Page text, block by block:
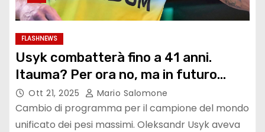
FLASHNEWS
Usyk combatterà fino a 41 anni.
Itauma? Per ora no, ma in futuro…
Ott 21, 2025 Mario Salomone
Cambio di programma per il campione del mondo
unificato dei pesi massimi. Oleksandr Usyk aveva